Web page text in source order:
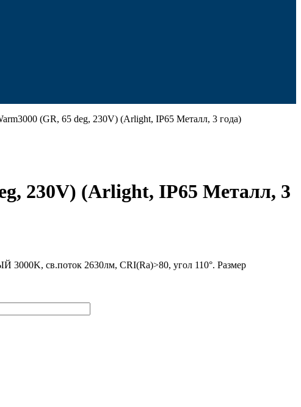
(GR, 65 deg, 230V) (Arlight, IP65 Металл, 3 года)
230V) (Arlight, IP65 Металл, 3
св.поток 2630лм, CRI(Ra)>80, угол 110°. Размер